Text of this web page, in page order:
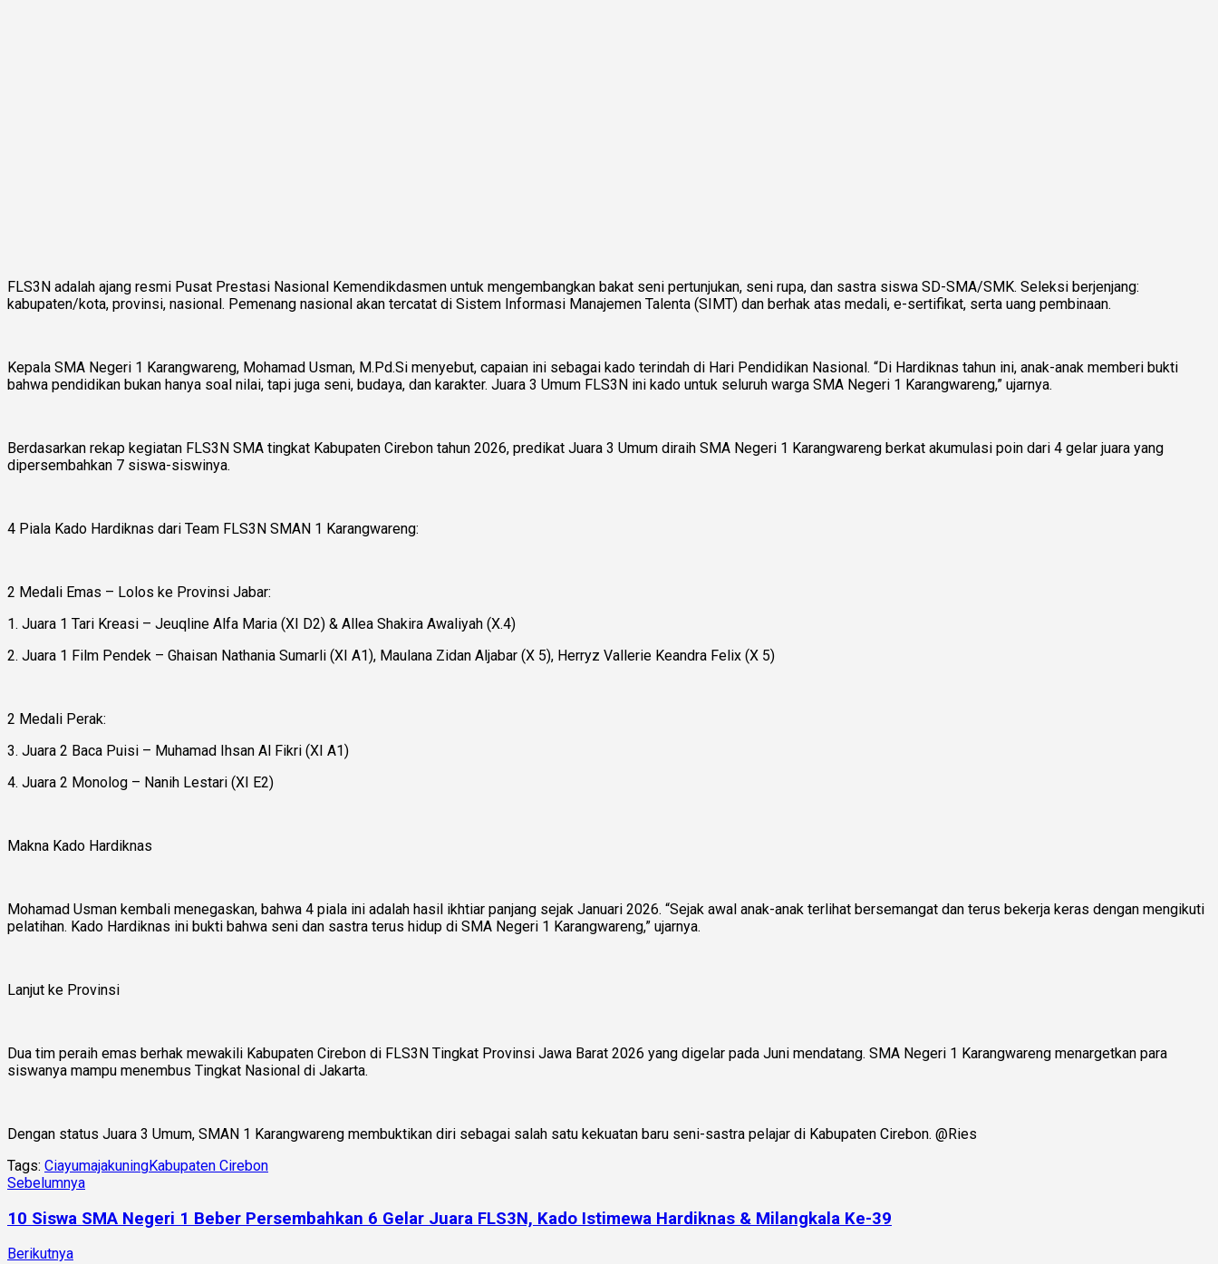
FLS3N adalah ajang resmi Pusat Prestasi Nasional Kemendikdasmen untuk mengembangkan bakat seni pertunjukan, seni rupa, dan sastra siswa SD-SMA/SMK. Seleksi berjenjang:
kabupaten/kota, provinsi, nasional. Pemenang nasional akan tercatat di Sistem Informasi Manajemen Talenta (SIMT) dan berhak atas medali, e-sertifikat, serta uang pembinaan.
Kepala SMA Negeri 1 Karangwareng, Mohamad Usman, M.Pd.Si menyebut, capaian ini sebagai kado terindah di Hari Pendidikan Nasional. “Di Hardiknas tahun ini, anak-anak memberi bukti
bahwa pendidikan bukan hanya soal nilai, tapi juga seni, budaya, dan karakter. Juara 3 Umum FLS3N ini kado untuk seluruh warga SMA Negeri 1 Karangwareng,” ujarnya.
Berdasarkan rekap kegiatan FLS3N SMA tingkat Kabupaten Cirebon tahun 2026, predikat Juara 3 Umum diraih SMA Negeri 1 Karangwareng berkat akumulasi poin dari 4 gelar juara yang
dipersembahkan 7 siswa-siswinya.
4 Piala Kado Hardiknas dari Team FLS3N SMAN 1 Karangwareng:
2 Medali Emas – Lolos ke Provinsi Jabar:
1. Juara 1 Tari Kreasi – Jeuqline Alfa Maria (XI D2) & Allea Shakira Awaliyah (X.4)
2. Juara 1 Film Pendek – Ghaisan Nathania Sumarli (XI A1), Maulana Zidan Aljabar (X 5), Herryz Vallerie Keandra Felix (X 5)
2 Medali Perak:
3. Juara 2 Baca Puisi – Muhamad Ihsan Al Fikri (XI A1)
4. Juara 2 Monolog – Nanih Lestari (XI E2)
Makna Kado Hardiknas
Mohamad Usman kembali menegaskan, bahwa 4 piala ini adalah hasil ikhtiar panjang sejak Januari 2026. “Sejak awal anak-anak terlihat bersemangat dan terus bekerja keras dengan mengikuti
pelatihan. Kado Hardiknas ini bukti bahwa seni dan sastra terus hidup di SMA Negeri 1 Karangwareng,” ujarnya.
Lanjut ke Provinsi
Dua tim peraih emas berhak mewakili Kabupaten Cirebon di FLS3N Tingkat Provinsi Jawa Barat 2026 yang digelar pada Juni mendatang. SMA Negeri 1 Karangwareng menargetkan para
siswanya mampu menembus Tingkat Nasional di Jakarta.
Dengan status Juara 3 Umum, SMAN 1 Karangwareng membuktikan diri sebagai salah satu kekuatan baru seni-sastra pelajar di Kabupaten Cirebon. @Ries
Tags: CiayumajakuningKabupaten Cirebon
Sebelumnya
10 Siswa SMA Negeri 1 Beber Persembahkan 6 Gelar Juara FLS3N, Kado Istimewa Hardiknas & Milangkala Ke-39
Berikutnya